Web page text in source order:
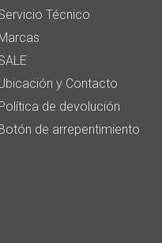
Técnico
y Contacto
de devolución
de arrepentimiento